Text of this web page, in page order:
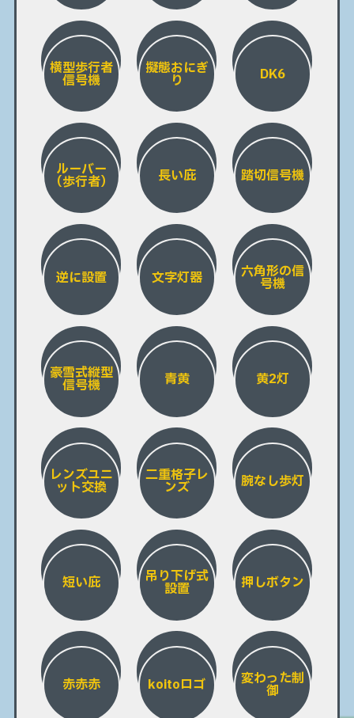
横型歩行者
信号機
擬態おにぎ
り DK6
ルーバー
（歩行者） 長い庇 踏切信号機
逆に設置 文字灯器 六角形の信
号機
豪雪式縦型
信号機 青黄 黄2灯
レンズユニ
ット交換
二重格子レ
ンズ 腕なし歩灯
短い庇 吊り下げ式
設置 押しボタン
赤赤赤 koitoロゴ 変わった制
御